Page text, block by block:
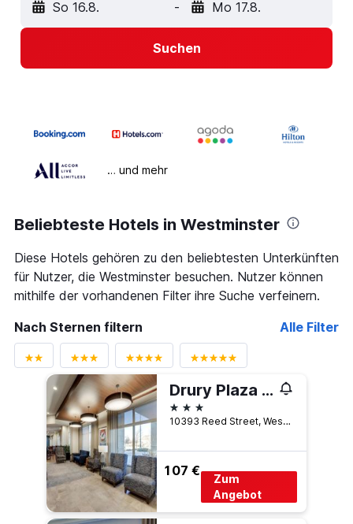
So 16.8. - Mo 17.8.
Suchen
… und mehr
Beliebteste Hotels in Westminster
Diese Hotels gehören zu den beliebtesten Unterkünften
für Nutzer, die Westminster besuchen. Nutzer können
mithilfe der vorhandenen Filter ihre Suche verfeinern.
Nach Sternen filtern
Alle Filter
Drury Plaza Hotel Denver Westminster
3 Sterne
10393 Reed Street, Westminster, CO, USA
107 €
Zum
Angebot